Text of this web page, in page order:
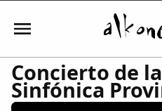
Iniciar sesión
Concierto de
Sinfónica